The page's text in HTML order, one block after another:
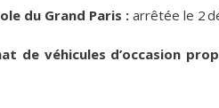
du Grand Paris : arrêtée le 2
de véhicules d’occasion